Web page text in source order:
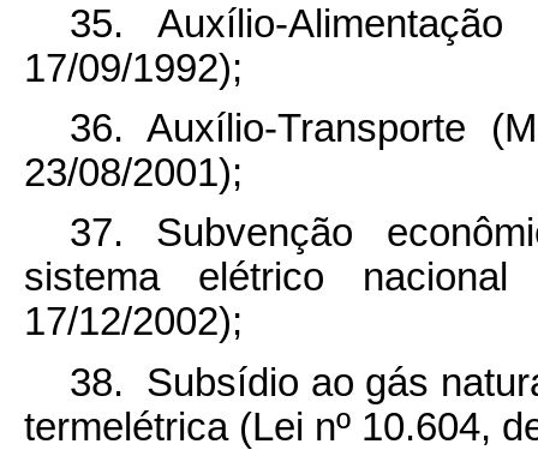
35. Auxílio-
17/09/1992);
36. Auxílio-Transporte
23/08/2001);
37. Subvenção
sistema elétrico
17/12/2002);
38. Subsídio ao gás
termelétrica (Lei nº 10.604,